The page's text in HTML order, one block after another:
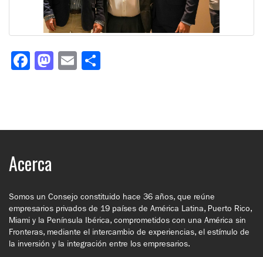
Facebook
Mastodon
Email
Acerca
Somos un Consejo constituido hace 36 años, que reúne
empresarios privados de 19 países de América Latina, Puerto Rico,
Miami y la Península Ibérica, comprometidos con una América sin
Fronteras, mediante el intercambio de experiencias, el estímulo de
la inversión y la integración entre los empresarios.